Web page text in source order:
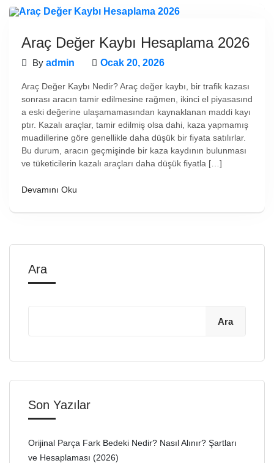
Araç Değer Kaybı Hesaplama 2026
By admin Ocak 20, 2026
Araç Değer Kaybı Nedir? Araç değer kaybı, bir trafik kazası
sonrası aracın tamir edilmesine rağmen, ikinci el piyasasınd
a eski değerine ulaşamamasından kaynaklanan maddi kayı
ptır. Kazalı araçlar, tamir edilmiş olsa dahi, kaza yapmamış
muadillerine göre genellikle daha düşük bir fiyata satılırlar.
Bu durum, aracın geçmişinde bir kaza kaydının bulunması
ve tüketicilerin kazalı araçları daha düşük fiyatla […]
Devamını Oku
Ara
Ara
Son Yazılar
Orijinal Parça Fark Bedeki Nedir? Nasıl Alınır? Şartları
ve Hesaplaması (2026)